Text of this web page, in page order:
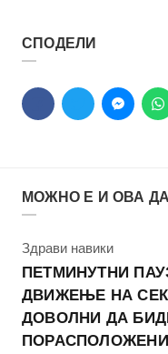
СПОДЕЛИ
МОЖНО Е И ОВА
КАтегорија
Здрави навики
ПЕТМИНУТНИ
ДВИЖЕЊЕ НА
ДОВОЛНИ ДА